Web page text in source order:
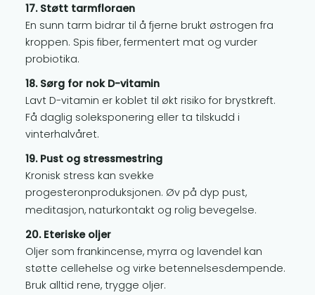
17. Støtt tarmfloraen
En sunn tarm bidrar til å fjerne brukt østrogen fra
kroppen. Spis fiber, fermentert mat og vurder
probiotika.
18. Sørg for nok D-vitamin
Lavt D-vitamin er koblet til økt risiko for brystkreft.
Få daglig soleksponering eller ta tilskudd i
vinterhalvåret.
19. Pust og stressmestring
Kronisk stress kan svekke
progesteronproduksjonen. Øv på dyp pust,
meditasjon, naturkontakt og rolig bevegelse.
20. Eteriske oljer
Oljer som frankincense, myrra og lavendel kan
støtte cellehelse og virke betennelsesdempende.
Bruk alltid rene, trygge oljer.